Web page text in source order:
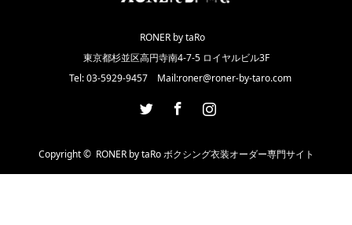
RONER by taRo
東京都杉並区高円寺南4-7-5 ロイヤルビル3F
Tel: 03-5929-9457 Mail:roner@roner-by-taro.com
Instagram
Copyright © RONER by taRo ボクシング衣装オーダー専門サイト